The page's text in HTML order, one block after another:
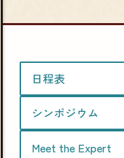
日程表
シンポジウム
Meet the Expert